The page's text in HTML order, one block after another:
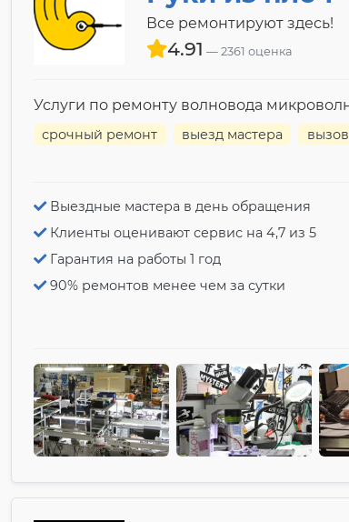
Все ремонтируют здесь!
4.91 2361 оценка
Услуги по ремонту волновода
срочный ремонт выезд мастера
Выездные мастера в день обращения
Клиенты оценивают сервис на 4,7 из 5
Гарантия на работы 1 год
90% ремонтов менее чем за сутки